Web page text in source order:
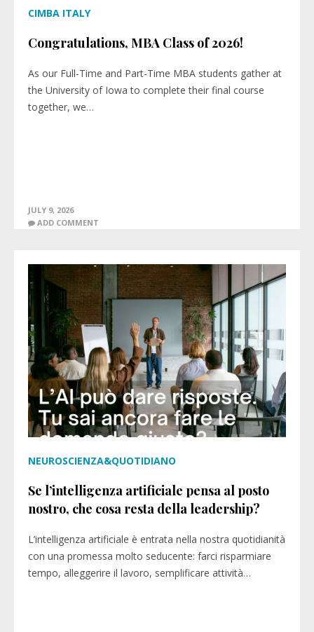
CIMBA ITALY
Congratulations, MBA Class of 2026!
As our Full-Time and Part-Time MBA students gather at
the University of Iowa to complete their final course
together, we…
JULY 9, 2026
ADD COMMENT
NEUROSCIENZA&QUOTIDIANO
Se l’intelligenza artificiale pensa al posto
nostro, che cosa resta della leadership?
L’intelligenza artificiale è entrata nella nostra quotidianità
con una promessa molto seducente: farci risparmiare
tempo, alleggerire il lavoro, semplificare attività…